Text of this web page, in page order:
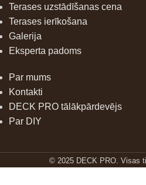
Terases uzstādīšanas cena
Terases ierīkošana
Galerija
Eksperta padoms
Par mums
Kontakti
DECK PRO tālākpārdevējs
Par DIY
© 2025 DECK PRO. Visas